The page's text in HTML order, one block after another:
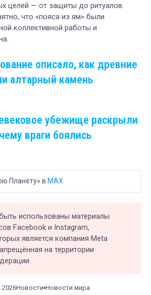
целей — от защиты до ритуалов.
что «пояса из ям» были
коллективной работы и
описало, как древние
алтарный камень
убежище раскрыли
враги боялись
Планету» в MAX
использованы материалы
Facebook и Instagram,
является компания Meta
на территории
2026Новости Новости мира